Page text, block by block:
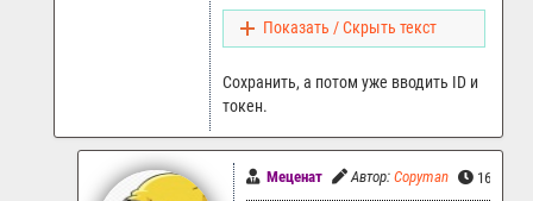
Показать / Скрыть текст
Сохранить, а потом уже вводить ID и
токен.
Меценат Автор: Copyman